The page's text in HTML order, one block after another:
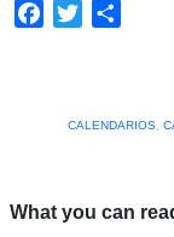
Facebook
Twitter
CALENDARIOS,
What you can